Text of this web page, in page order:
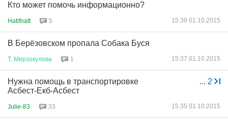
Кто может помочь информационно?
Hatifnatt 5 15:39 01.10.2015
В Берёзовском пропала Собака Буся
Т. Мирзокулова 1 15:37 01.10.2015
... 2
Нужна помощь в транспортировке
Асбест-Екб-Асбест
Julie-83 33 15:35 01.10.2015